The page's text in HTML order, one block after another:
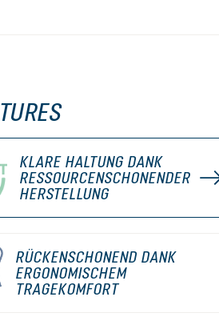
KLARE HALTUNG DANK
RESSOURCENSCHONENDER
HERSTELLUNG
RÜCKENSCHONEND DANK
ERGONOMISCHEM
TRAGEKOMFORT